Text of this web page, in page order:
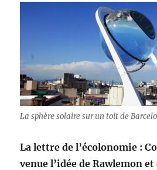
La sphère solaire sur un toit de
La lettre de l’écolonomie :
venue l’idée de Rawlemon